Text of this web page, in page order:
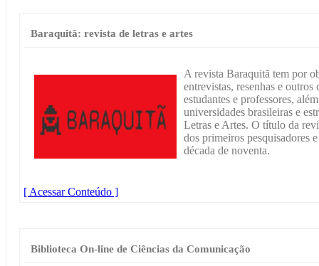
Baraquitã: revista de letras e artes
A revista Baraquitã tem por
entrevistas, resenhas e
estudantes e professores,
universidades brasileiras e
Letras e Artes. O título da
dos primeiros pesquisadores
década de noventa.
[ Acessar Conteúdo ]
Biblioteca On-line de Ciências da Comunicação